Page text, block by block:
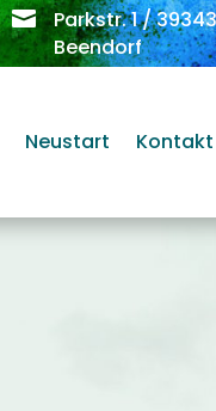

Parkstr. 1 /
Beendorf
Neustart Kontakt